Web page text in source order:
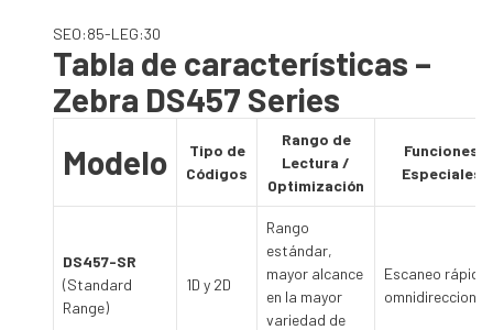
SEO:85-LEG:30
Tabla de características –
Zebra DS457 Series
Modelo
Tipo de
Códigos
Rango de
Lectura /
Optimización
Funciones
Especiales
DS457-SR
(Standard
Range)
1D y 2D
Rango
estándar,
mayor alcance
en la mayor
variedad de
Escaneo rápido
omnidireccional